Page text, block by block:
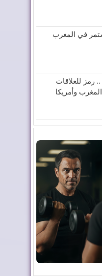
في المغرب
رمز للعلاقات
وأمريكا